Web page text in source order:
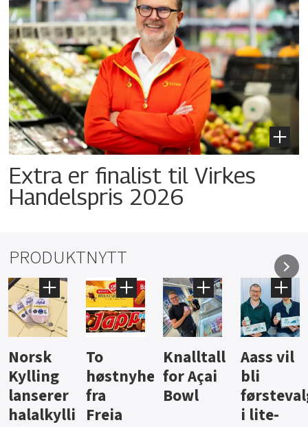
Extra er finalist til Virkes
Handelspris 2026
PRODUKTNYTT
Knalltall
for Açai
Bowl
Aass vil
bli
førstevalg
i lite-
Brus og
jus fra
Berentsen
Hard
iste fra
Hansa